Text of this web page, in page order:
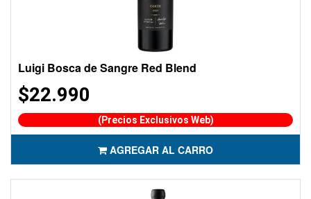
Luigi Bosca de Sangre Red Blend
$22.990
(Precios Exclusivos Web)
AGREGAR AL CARRO